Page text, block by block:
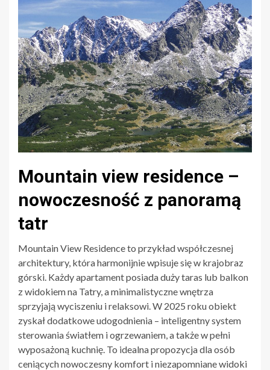
Mountain view residence –
nowoczesność z panoramą
tatr
Mountain View Residence to przykład współczesnej
architektury, która harmonijnie wpisuje się w krajobraz
górski. Każdy apartament posiada duży taras lub balkon
z widokiem na Tatry, a minimalistyczne wnętrza
sprzyjają wyciszeniu i relaksowi. W 2025 roku obiekt
zyskał dodatkowe udogodnienia – inteligentny system
sterowania światłem i ogrzewaniem, a także w pełni
wyposażoną kuchnię. To idealna propozycja dla osób
ceniących nowoczesny komfort i niezapomniane widoki